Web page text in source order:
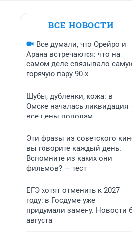
ВСЕ НОВОСТИ
Все думали, что Орейро и
Арана встречаются: что на
самом деле связывало
горячую пару 90-х
Шубы, дубленки, кожа: в
Омске началась ликвидация
все цены пополам
Эти фразы из советского
вы говорите каждый день.
Вспомните из каких они
фильмов? — тест
ЕГЭ хотят отменить к 2027
году: в Госдуме уже
придумали замену. Новости 6
августа